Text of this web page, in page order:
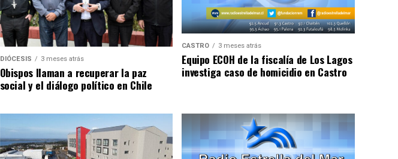
DIÓCESIS 3 meses atrás
Obispos llaman a recuperar la paz
social y el diálogo político en Chile
CASTRO 3 meses atrás
Equipo ECOH de la fiscalía de Los Lagos
investiga caso de homicidio en Castro